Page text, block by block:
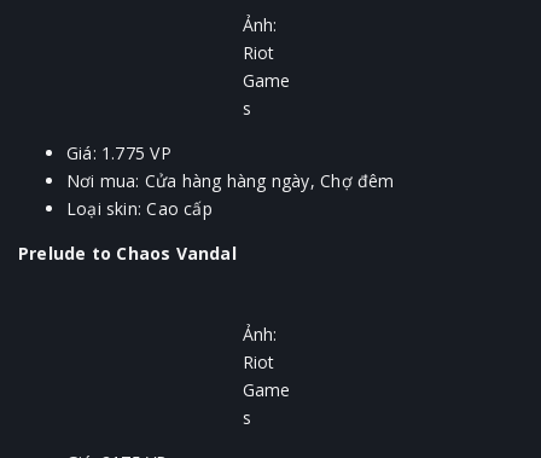
Ảnh:
Riot
Game
s
Giá: 1.775 VP
Nơi mua: Cửa hàng hàng ngày, Chợ đêm
Loại skin: Cao cấp
Prelude to Chaos Vandal
Ảnh:
Riot
Game
s